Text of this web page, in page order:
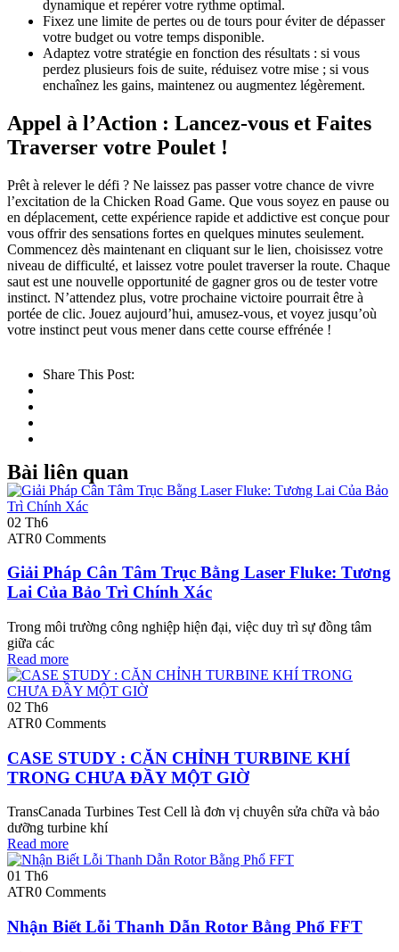
dynamique et repérer votre rythme optimal.
Fixez une limite de pertes ou de tours pour éviter de dépasser
votre budget ou votre temps disponible.
Adaptez votre stratégie en fonction des résultats : si vous
perdez plusieurs fois de suite, réduisez votre mise ; si vous
enchaînez les gains, maintenez ou augmentez légèrement.
Appel à l’Action : Lancez-vous et Faites
Traverser votre Poulet !
Prêt à relever le défi ? Ne laissez pas passer votre chance de vivre
l’excitation de la Chicken Road Game. Que vous soyez en pause ou
en déplacement, cette expérience rapide et addictive est conçue pour
vous offrir des sensations fortes en quelques minutes seulement.
Commencez dès maintenant en cliquant sur le lien, choisissez votre
niveau de difficulté, et laissez votre poulet traverser la route. Chaque
saut est une nouvelle opportunité de gagner gros ou de tester votre
instinct. N’attendez plus, votre prochaine victoire pourrait être à
portée de clic. Jouez aujourd’hui, amusez-vous, et voyez jusqu’où
votre instinct peut vous mener dans cette course effrénée !
Share This Post:
Bài liên quan
02 Th6
ATR0 Comments
Giải Pháp Cân Tâm Trục Bằng Laser Fluke: Tương
Lai Của Bảo Trì Chính Xác
Trong môi trường công nghiệp hiện đại, việc duy trì sự đồng tâm
giữa các
Read more
02 Th6
ATR0 Comments
CASE STUDY : CĂN CHỈNH TURBINE KHÍ
TRONG CHƯA ĐẦY MỘT GIỜ
TransCanada Turbines Test Cell là đơn vị chuyên sửa chữa và bảo
dưỡng turbine khí
Read more
01 Th6
ATR0 Comments
Nhận Biết Lỗi Thanh Dẫn Rotor Bằng Phổ FFT